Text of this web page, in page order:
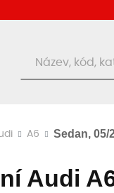
A6 Sedan, 05/
Audi